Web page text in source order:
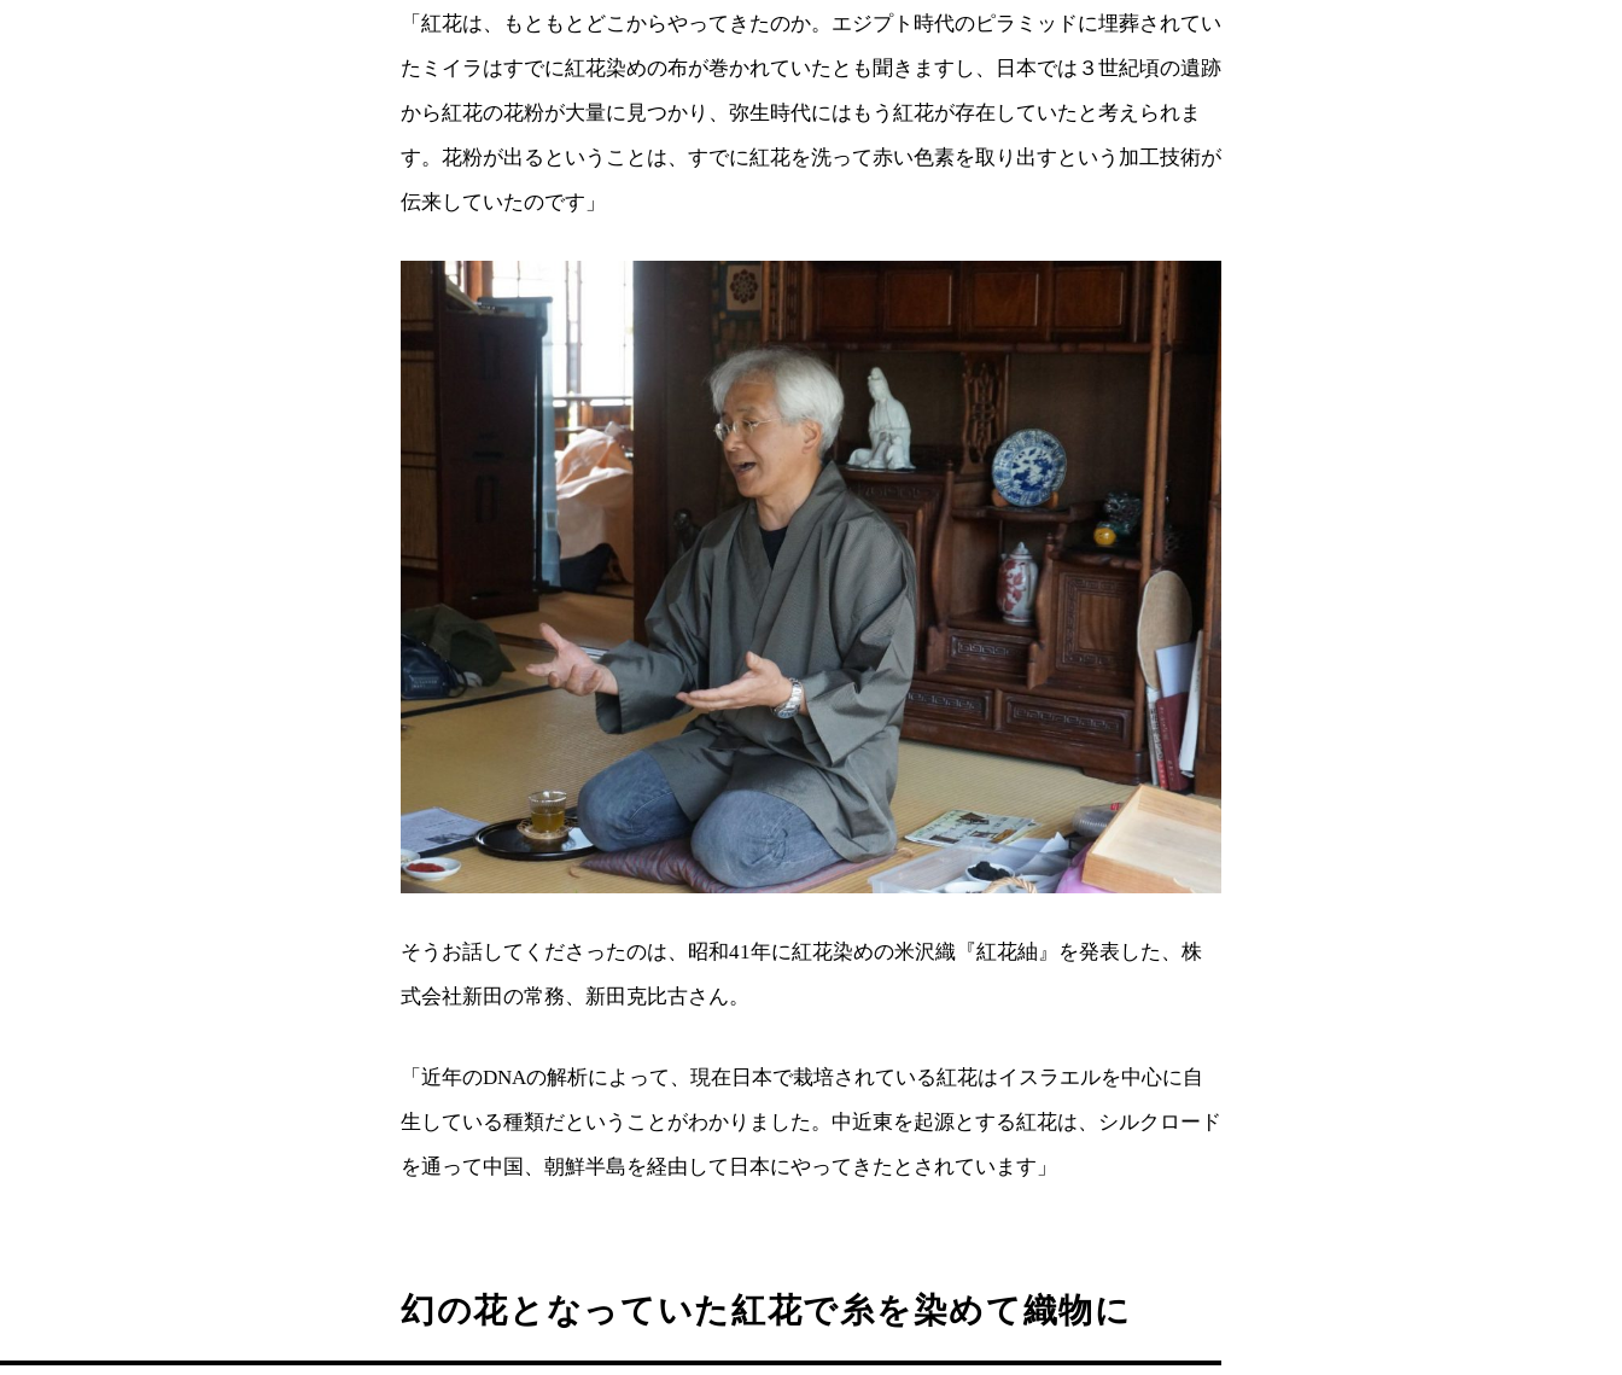
「紅花は、もともとどこからやってきたのか。エジプト時代のピラミッドに埋葬されてい
たミイラはすでに紅花染めの布が巻かれていたとも聞きますし、日本では３世紀頃の遺跡
から紅花の花粉が大量に見つかり、弥生時代にはもう紅花が存在していたと考えられま
す。花粉が出るということは、すでに紅花を洗って赤い色素を取り出すという加工技術が
伝来していたのです」
そうお話してくださったのは、昭和41年に紅花染めの米沢織『紅花紬』を発表した、株
式会社新田の常務、新田克比古さん。
「近年のDNAの解析によって、現在日本で栽培されている紅花はイスラエルを中心に自
生している種類だということがわかりました。中近東を起源とする紅花は、シルクロード
を通って中国、朝鮮半島を経由して日本にやってきたとされています」
幻の花となっていた紅花で糸を染めて織物に